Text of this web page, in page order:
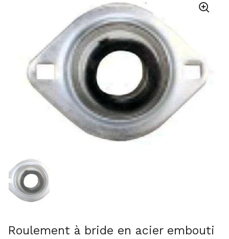
Afficher la diapositive 1
Roulement à bride en acier embouti